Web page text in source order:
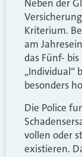
Neben der
Kriterium.
am
das Fünf-
„Individual“
besonders
Die Police
vollen oder
existieren.